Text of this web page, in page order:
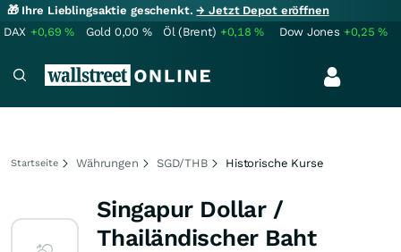
🎁 Ihre Lieblingsaktie geschenkt.→ Jetzt Depot eröffnen
DAX +0,69% Gold 0,00 % Öl (Brent) +0,18% Dow Jones +0,25%
Startseite Währungen SGD/THB Historische Kurse
Singapur Dollar /
Thailändischer Baht